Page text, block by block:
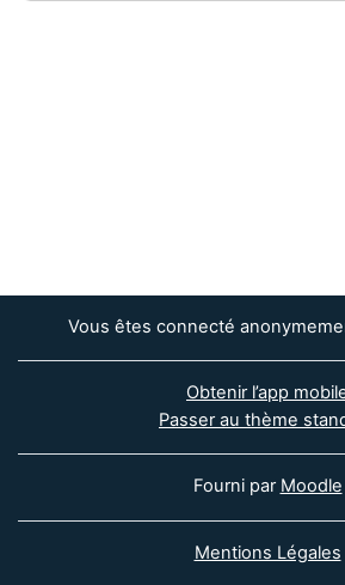
Vous êtes connecté
Obtenir l’app
Passer au thème
Fourni par Moodle
Mentions Légales